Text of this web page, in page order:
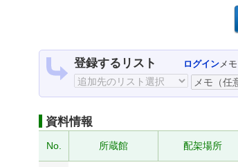
登録するリスト ログインメモ
資料情報
No. 所蔵館 配架場所